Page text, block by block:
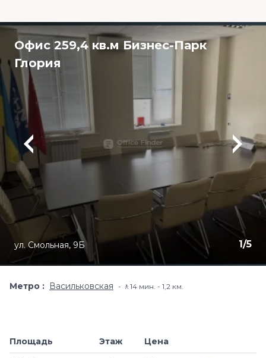
Офис 259,4 кв.м Бизнес-Парк
Глория
1/5
ул. Смольная, 9Б
Метро Васильковская 🚶14 мин. - 1,2 км.
Площадь Этаж Цена